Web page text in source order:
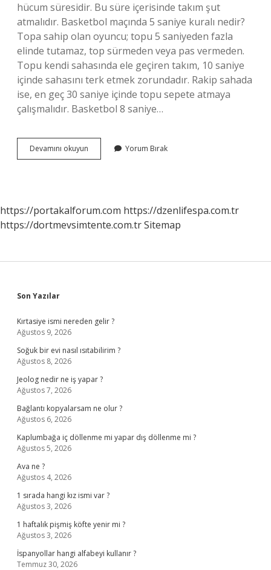
hücum süresidir. Bu süre içerisinde takım şut
atmalıdır. Basketbol maçında 5 saniye kuralı nedir?
Topa sahip olan oyuncu; topu 5 saniyeden fazla
elinde tutamaz, top sürmeden veya pas vermeden.
Topu kendi sahasında ele geçiren takım, 10 saniye
içinde sahasını terk etmek zorundadır. Rakip sahada
ise, en geç 30 saniye içinde topu sepete atmaya
çalışmalıdır. Basketbol 8 saniye…
Devamını okuyun Basketbolda
3
Kuralı
Nedir
Yorum Bırak
https://portakalforum.com https://dzenlifespa.com.tr
https://dortmevsimtente.com.trSitemap
Sidebar
Son Yazılar
Kırtasiye ismi nereden gelir ?
Ağustos 9, 2026
Soğuk bir evi nasıl ısıtabilirim ?
Ağustos 8, 2026
Jeolog nedir ne iş yapar ?
Ağustos 7, 2026
Bağlantı kopyalarsam ne olur ?
Ağustos 6, 2026
Kaplumbağa iç döllenme mi yapar dış döllenme mi ?
Ağustos 5, 2026
Ava ne ?
Ağustos 4, 2026
1 sırada hangi kız ismi var ?
Ağustos 3, 2026
1 haftalık pişmiş köfte yenir mi ?
Ağustos 3, 2026
İspanyollar hangi alfabeyi kullanır ?
Temmuz 30, 2026